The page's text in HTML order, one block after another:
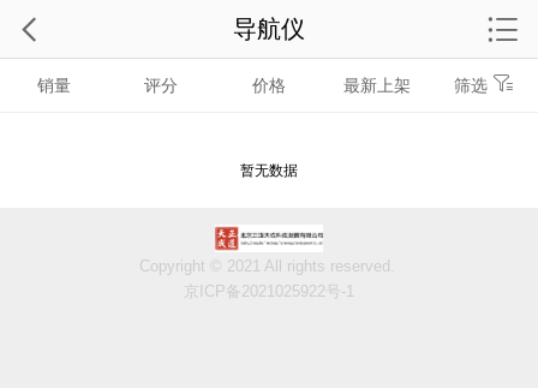
销量 评分 价格 最新上架 筛选
暂无数据
导航仪
Copyright © 2021 All rights reserved.
京ICP备2021025922号-1